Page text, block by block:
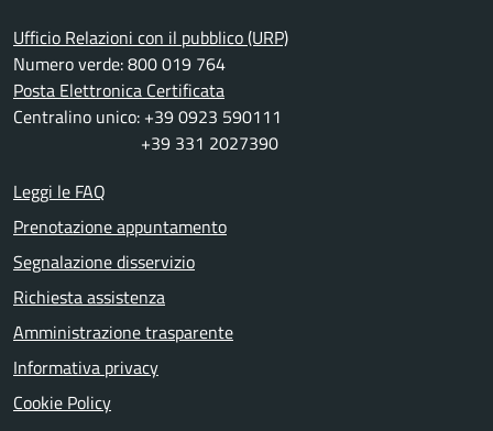
Ufficio Relazioni con il pubblico (URP)
Numero verde: 800 019 764
Posta Elettronica Certificata
Centralino unico: +39 0923 590111
+39 331 2027390
Leggi le FAQ
Prenotazione appuntamento
Segnalazione disservizio
Richiesta assistenza
Amministrazione trasparente
Informativa privacy
Cookie Policy